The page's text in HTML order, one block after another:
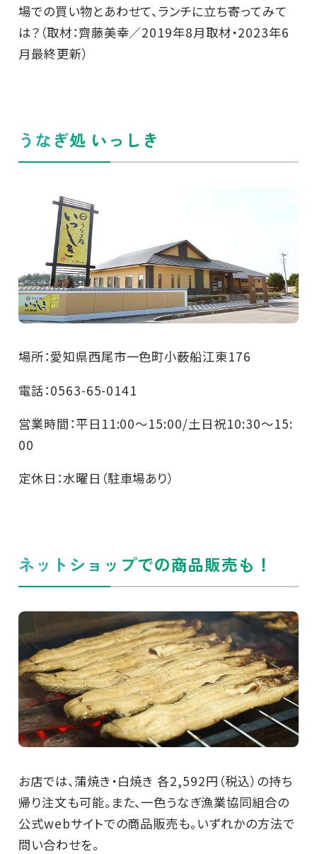
場での買い物とあわせて、ランチに立ち寄ってみて
は？（取材：齊藤美幸／2019年8月取材・2023年6
月最終更新）
うなぎ処 いっしき
場所：愛知県西尾市一色町小薮船江東176
電話：0563-65-0141
営業時間：平日11:00～15:00/土日祝10:30～15:
00
定休日：水曜日（駐車場あり）
ネットショップでの商品販売も！
お店では、蒲焼き・白焼き 各2,592円（税込）の持ち
帰り注文も可能。また、一色うなぎ漁業協同組合の
公式webサイトでの商品販売も。いずれかの方法で
問い合わせを。